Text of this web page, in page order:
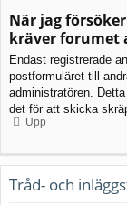
När jag
kräver forumet
Endast registrerade
postformuläret till
administratören.
det för att skicka
Upp
Tråd- och